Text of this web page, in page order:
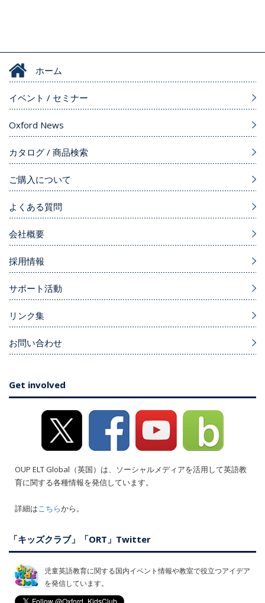
ホーム
イベント / セミナー
Oxford News
カタログ / 商品検索
ご購入について
よくある質問
会社概要
採用情報
サポート活動
リンク集
お問い合わせ
Get involved
OUP ELT Global（英国）は、ソーシャルメディアを活用して英語教
育に関する各種情報を発信しています。
詳細はこちらから。
「キッズクラブ」「ORT」Twitter
児童英語教育に関する国内イベント情報や教室で役立つアイデア
を発信しています。